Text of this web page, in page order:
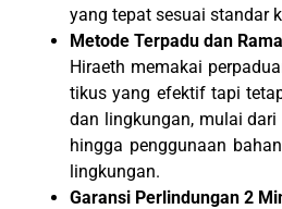
yang tepat sesuai standar
Metode Terpadu dan
Hiraeth memakai
tikus yang efektif tapi
dan lingkungan, mulai
hingga penggunaan
lingkungan.
Garansi Perlindungan 2